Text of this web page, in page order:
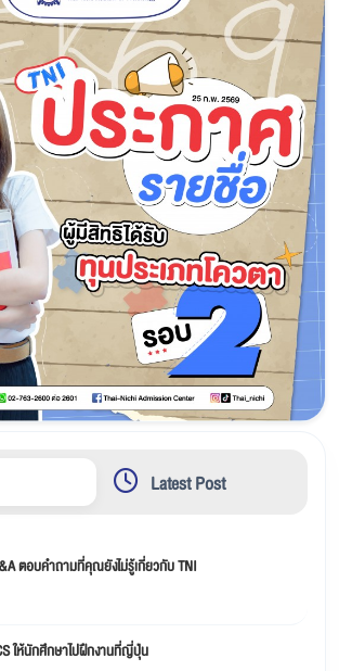
Latest Post
ตอบคำถามที่คุณยังไม่รู้เกี่ยวกับ TNI
ให้นักศึกษาไปฝึกงานที่ญี่ปุ่น